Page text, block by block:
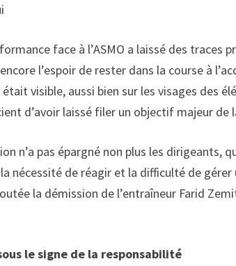
face à l’ASMO a laissé des traces
l’espoir de rester dans la course à
visible, aussi bien sur les visages des
d’avoir laissé filer un objectif majeur de
n’a pas épargné non plus les
nécessité de réagir et la difficulté de
la démission de l’entraîneur Farid
le signe de la responsabilité